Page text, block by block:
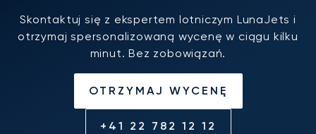
Skontaktuj się z ekspertem lotniczym LunaJets i
otrzymaj spersonalizowaną wycenę w ciągu kilku
minut. Bez zobowiązań.
OTRZYMAJ WYCENĘ
+41 22 782 12 12